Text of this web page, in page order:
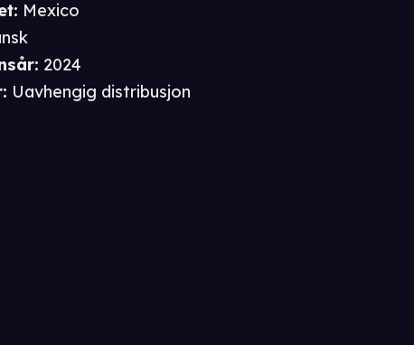
: Mexico
: 2024
: Uavhengig distribusjon